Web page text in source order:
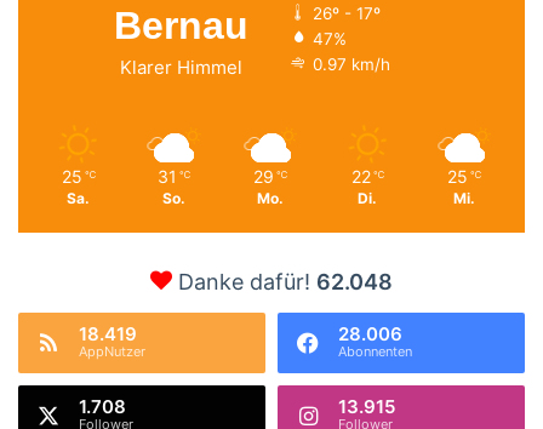
Bernau
Klarer Himmel
26º - 17º
47%
0.97 km/h
25 ℃
Sa.
31 ℃
So.
29 ℃
Mo.
22 ℃
Di.
25 ℃
Mi.
Danke dafür! 62.048
18.419
AppNutzer
28.006
Abonnenten
1.708
Follower
13.915
Follower